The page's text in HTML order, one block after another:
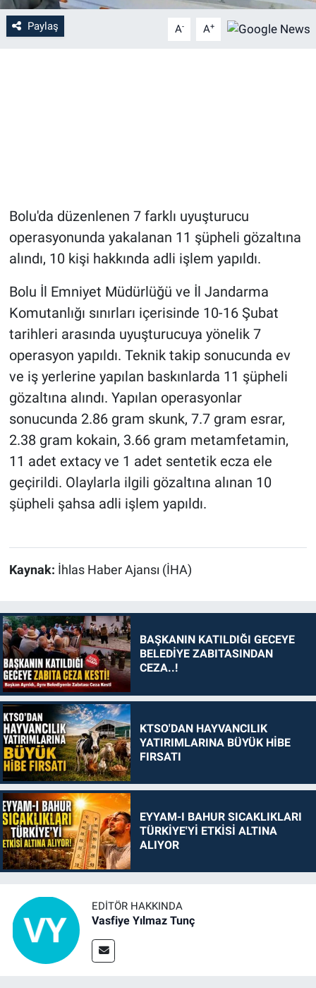
Paylaş A- A+
Bolu'da düzenlenen 7 farklı uyuşturucu
operasyonunda yakalanan 11 şüpheli gözaltına
alındı, 10 kişi hakkında adli işlem yapıldı.
Bolu İl Emniyet Müdürlüğü ve İl Jandarma
Komutanlığı sınırları içerisinde 10-16 Şubat
tarihleri arasında uyuşturucuya yönelik 7
operasyon yapıldı. Teknik takip sonucunda ev
ve iş yerlerine yapılan baskınlarda 11 şüpheli
gözaltına alındı. Yapılan operasyonlar
sonucunda 2.86 gram skunk, 7.7 gram esrar,
2.38 gram kokain, 3.66 gram metamfetamin,
11 adet extacy ve 1 adet sentetik ecza ele
geçirildi. Olaylarla ilgili gözaltına alınan 10
şüpheli şahsa adli işlem yapıldı.
Kaynak: İhlas Haber Ajansı (İHA)
BAŞKANIN KATILDIĞI GECEYE
BELEDİYE ZABITASINDAN
CEZA..!
KTSO'DAN HAYVANCILIK
YATIRIMLARINA BÜYÜK HİBE
FIRSATI
EYYAM-I BAHUR SICAKLIKLARI
TÜRKİYE'Yİ ETKİSİ ALTINA
ALIYOR
EDITÖR HAKKINDA
Vasfiye Yılmaz Tunç